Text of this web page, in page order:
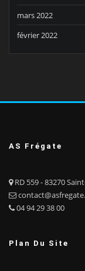
mars 2022
février 2022
AS Frégate
RD 559 - 83270
04 94 29 38 00
Plan Du Site